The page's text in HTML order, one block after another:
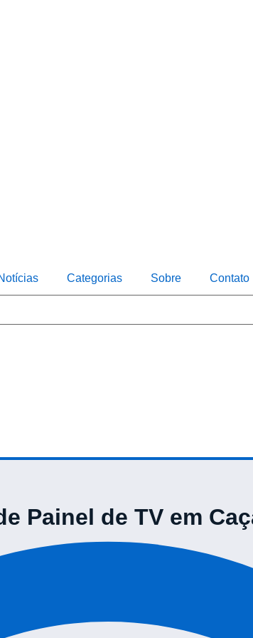
Categorias Sobre Contato
Painel de TV em